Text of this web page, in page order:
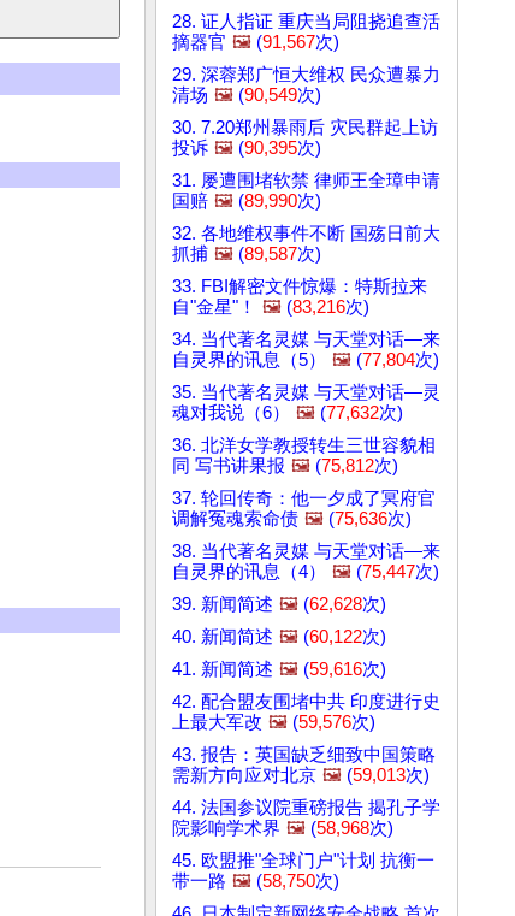
28. 证人指证 重庆当局阻挠追查活
摘器官 🖼️ (91,567次)
29. 深蓉郑广恒大维权 民众遭暴力
清场 🖼️ (90,549次)
30. 7.20郑州暴雨后 灾民群起上访
投诉 🖼️ (90,395次)
31. 屡遭围堵软禁 律师王全璋申请
国赔 🖼️ (89,990次)
32. 各地维权事件不断 国殇日前大
抓捕 🖼️ (89,587次)
33. FBI解密文件惊爆：特斯拉来
自"金星"！
🖼️ (83,216次)
34. 当代著名灵媒 与天堂对话—来
自灵界的讯息（5）
🖼️ (77,804次)
35. 当代著名灵媒 与天堂对话—灵
魂对我说（6）
🖼️ (77,632次)
36. 北洋女学教授转生三世容貌相
同 写书讲果报 🖼️ (75,812次)
37. 轮回传奇：他一夕成了冥府官
调解冤魂索命债 🖼️ (75,636次)
38. 当代著名灵媒 与天堂对话—来
自灵界的讯息（4）
🖼️ (75,447次)
39. 新闻简述 🖼️ (62,628次)
40. 新闻简述 🖼️ (60,122次)
41. 新闻简述 🖼️ (59,616次)
42. 配合盟友围堵中共 印度进行史
上最大军改 🖼️ (59,576次)
43. 报告：英国缺乏细致中国策略
需新方向应对北京 🖼️ (59,013次)
44. 法国参议院重磅报告 揭孔子学
院影响学术界 🖼️ (58,968次)
45. 欧盟推"全球门户"计划 抗衡一
带一路 🖼️ (58,750次)